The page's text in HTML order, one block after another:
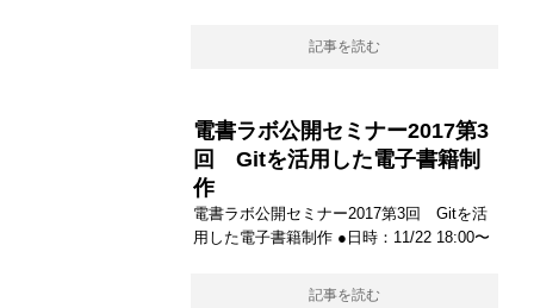
記事を読む
電書ラボ公開セミナー2017第3
回 Gitを活用した電子書籍制
作
電書ラボ公開セミナー2017第3回 Gitを活
用した電子書籍制作 ●日時：11/22 18:00〜
記事を読む